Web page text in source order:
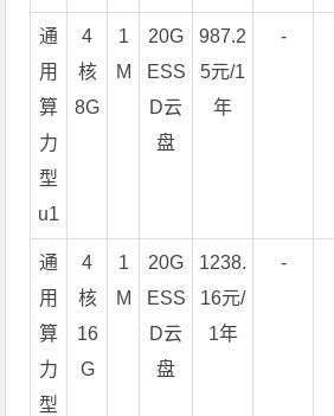
通
用
算
力
型
u1
4
核
8G
1
M
20G
ESS
D云
盘
987.2
5元/1
年
-
通
用
算
力
型
4
核
16
G
1
M
20G
ESS
D云
盘
1238.
16元/
1年
-